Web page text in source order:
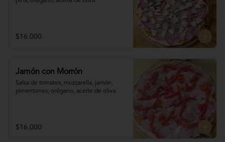
$16.000
Jamón con Morrón
Salsa de tomates, mozzarella, jamón,
pimentones, orégano, aceite de oliva.
$16.000